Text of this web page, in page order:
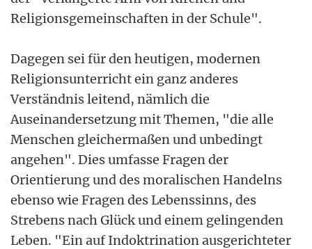
Religionsgemeinschaften in der Schule".
Dagegen sei für den heutigen, modernen
Religionsunterricht ein ganz anderes
Verständnis leitend, nämlich die
Auseinandersetzung mit Themen, "die alle
Menschen gleichermaßen und unbedingt
angehen". Dies umfasse Fragen der
Orientierung und des moralischen Handelns
ebenso wie Fragen des Lebenssinns, des
Strebens nach Glück und einem gelingenden
Leben. "Ein auf Indoktrination ausgerichteter